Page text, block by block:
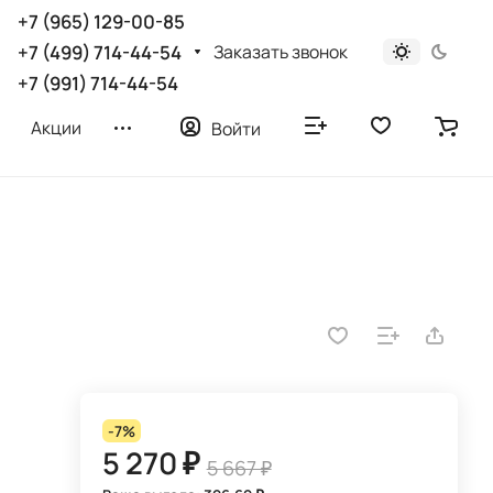
+7 (965) 129-00-85
+7 (499) 714-44-54
+7 (991) 714-44-54
Заказать звонок
Акции Войти
-7%
5 270 ₽ 5 667 ₽